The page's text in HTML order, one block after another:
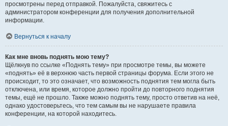
просмотрены перед отправкой. Пожалуйста, свяжитесь с
администратором конференции для получения дополнительной
информации.
Вернуться к началу
Как мне вновь поднять мою тему?
Щёлкнув по ссылке «Поднять тему» при просмотре темы, вы можете
«поднять» её в верхнюю часть первой страницы форума. Если этого не
происходит, то это означает, что возможность поднятия тем могла быть
отключена, или время, которое должно пройти до повторного поднятия
темы, ещё не прошло. Также можно поднять тему, просто ответив на неё,
однако удостоверьтесь, что тем самым вы не нарушаете правила
конференции, на которой находитесь.